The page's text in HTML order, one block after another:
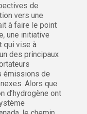
de
vers une
à faire le point
une initiative
qui vise à
des principaux
émissions de
Alors que
d’hydrogène ont